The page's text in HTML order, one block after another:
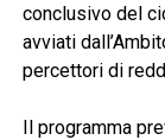
conclusivo del
avviati
percettori di
Il programma